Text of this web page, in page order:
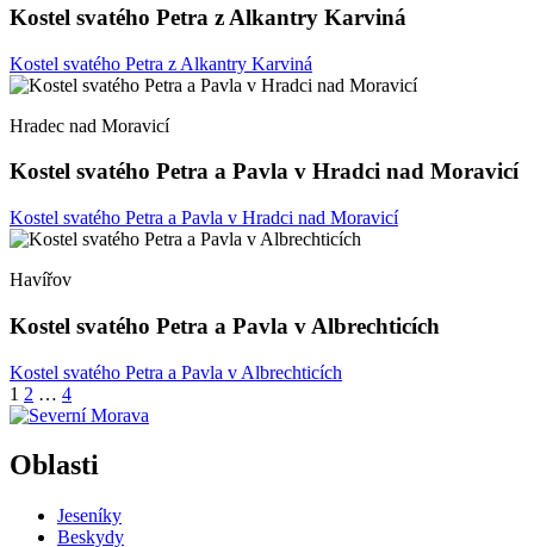
Kostel svatého Petra z Alkantry Karviná
Kostel svatého Petra z Alkantry Karviná
Hradec nad Moravicí
Kostel svatého Petra a Pavla v Hradci nad Moravicí
Kostel svatého Petra a Pavla v Hradci nad Moravicí
Havířov
Kostel svatého Petra a Pavla v Albrechticích
Kostel svatého Petra a Pavla v Albrechticích
Stránkování
příspěvků
1 2 … 4
Oblasti
Jeseníky
Beskydy